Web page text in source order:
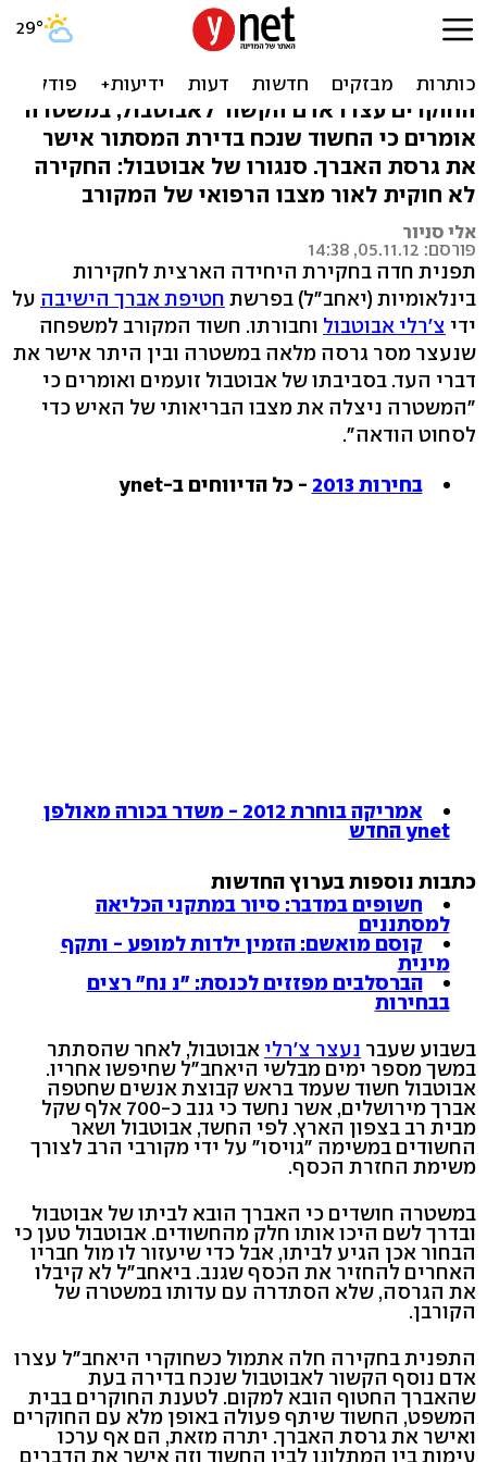
חטיפת האברך: מקורב מסבך
את צ'רלי אבוטבול
החוקרים עצרו אדם הקשור לאבוטבול, במשטרה
אומרים כי החשוד שנכח בדירת המסתור אישר
את גרסת האברך. סנגורו של אבוטבול: החקירה
לא חוקית לאור מצבו הרפואי של המקורב
אלי סניור
פורסם: 05.11.12, 14:38
תפנית חדה בחקירת היחידה הארצית לחקירות
בינלאומיות (יאחב"ל) בפרשת חטיפת אברך הישיבה על
ידי צ'רלי אבוטבול וחבורתו. חשוד המקורב למשפחה
שנעצר מסר גרסה מלאה במשטרה ובין היתר אישר את
דברי העד. בסביבתו של אבוטבול זועמים ואומרים כי
"המשטרה ניצלה את מצבו הבריאותי של האיש כדי
לסחוט הודאה".
בחירות 2013
- כל הדיווחים ב-ynet
אמריקה בוחרת 2012 - משדר בכורה מאולפן
ynet החדש
כתבות נוספות בערוץ החדשות
חשופים במדבר: סיור במתקני הכליאה
למסתננים
קוסם מואשם: הזמין ילדות למופע - ותקף
מינית
הברסלבים מפזזים לכנסת: "נ נח" רצים
בבחירות
בשבוע שעבר נעצר צ'רלי אבוטבול, לאחר שהסתתר
במשך מספר ימים מבלשי היאחב"ל שחיפשו אחריו.
אבוטבול חשוד שעמד בראש קבוצת אנשים שחטפה
אברך מירושלים, אשר נחשד כי גנב כ-700 אלף שקל
מבית רב בצפון הארץ. לפי החשד, אבוטבול ושאר
החשודים במשימה "גויסו" על ידי מקורבי הרב לצורך
משימת החזרת הכסף.
במשטרה חושדים כי האברך הובא לביתו של אבוטבול
ובדרך לשם היכו אותו חלק מהחשודים. אבוטבול טען כי
הבחור אכן הגיע לביתו, אבל כדי שיעזור לו מול חבריו
האחרים להחזיר את הכסף שגנב. ביאחב"ל לא קיבלו
את הגרסה, שלא הסתדרה עם עדותו במשטרה של
הקורבן.
התפנית בחקירה חלה אתמול כשחוקרי היאחב"ל עצרו
אדם נוסף הקשור לאבוטבול שנכח בדירה בעת
שהאברך החטוף הובא למקום. לטענת החוקרים בבית
המשפט, החשוד שיתף פעולה באופן מלא עם החוקרים
ואישר את גרסת האברך. יתרה מזאת, הם אף ערכו
עימות בין המתלונן לבין החשוד וזה אישר את הדברים